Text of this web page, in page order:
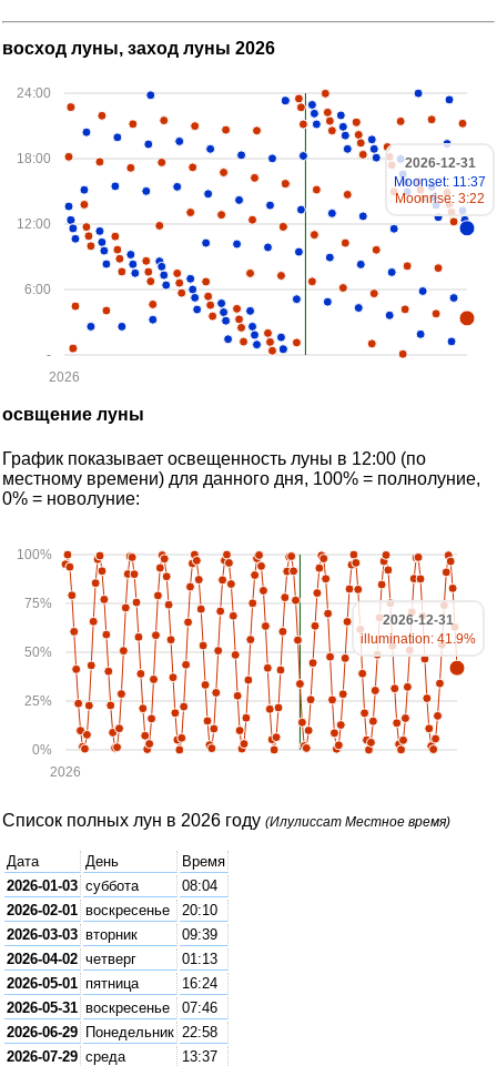
восход луны, заход луны 2026
-
6:00
12:00
18:00
24:00
2026
2026-12-31
Moonset: 11:37
Moonrise: 3:22
освщение луны
График показывает освещенность луны в 12:00 (по
местному времени) для данного дня, 100% = полнолуние,
0% = новолуние:
0%
25%
50%
75%
100%
2026
2026-12-31
illumination: 41.9%
Список полных лун в 2026 году (Илулиссат Местное время)
Дата День
Время
2026-01-03 суббота
08:04
2026-02-01 воскресенье
20:10
2026-03-03 вторник
09:39
2026-04-02 четверг
01:13
2026-05-01 пятница
16:24
2026-05-31 воскресенье
07:46
2026-06-29 Понедельник 22:58
2026-07-29 среда
13:37